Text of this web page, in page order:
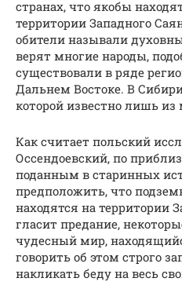
странах, что якобы
территории Западного
обители называли
верят многие народы,
существовали в ряде
Дальнем Востоке. В
которой известно лишь
Как считает польский
Оссендоевский, по
поданным в старинных
предположить, что
находятся на территории
гласит предание,
чудесный мир,
говорить об этом строго
накликать беду на весь